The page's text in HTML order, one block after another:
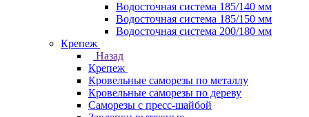
Водосточная система 185/140 мм
Водосточная система 185/150 мм
Водосточная система 200/180 мм
Крепеж
Назад
Крепеж
Кровельные саморезы по металлу
Кровельные саморезы по дереву
Саморезы с пресс-шайбой